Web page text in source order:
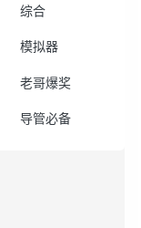
综合
模拟器
老哥爆奖
导管必备